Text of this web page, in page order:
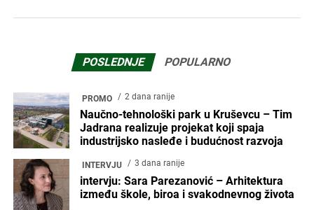
POSLEDNJE POPULARNO
PROMO 2 dana ranije
Naučno-tehnološki park u Kruševcu – Tim
Jadrana realizuje projekat koji spaja
industrijsko nasleđe i budućnost razvoja
INTERVJU 3 dana ranije
intervju: Sara Parezanović – Arhitektura
između škole, biroa i svakodnevnog života